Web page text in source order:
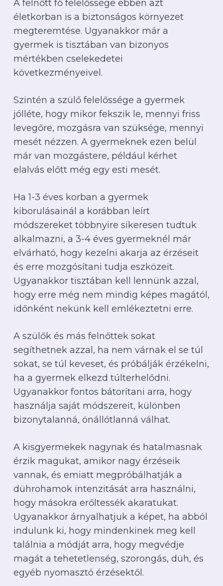
A felnőtt fő felelőssége ebben azt
életkorban is a biztonságos környezet
megteremtése. Ugyanakkor már a
gyermek is tisztában van bizonyos
mértékben cselekedetei
következményeivel.
Szintén a szülő felelőssége a gyermek
jólléte, hogy mikor fekszik le, mennyi friss
levegőre, mozgásra van szüksége, mennyi
mesét nézzen. A gyermeknek ezen belül
már van mozgástere, például kérhet
elalvás előtt még egy esti mesét.
Ha 1-3 éves korban a gyermek
kiborulásainál a korábban leírt
módszereket többnyire sikeresen tudtuk
alkalmazni, a 3-4 éves gyermeknél már
elvárható, hogy kezelni akarja az érzéseit
és erre mozgósítani tudja eszközeit.
Ugyanakkor tisztában kell lennünk azzal,
hogy erre még nem mindig képes magától,
időnként nekünk kell emlékeztetni erre.
A szülők és más felnőttek sokat
segíthetnek azzal, ha nem várnak el se túl
sokat, se túl keveset, és próbálják érzékelni,
ha a gyermek elkezd túlterhelődni.
Ugyanakkor fontos bátorítani arra, hogy
használja saját módszereit, különben
bizonytalanná, önállótlanná válhat.
A kisgyermekek nagynak és hatalmasnak
érzik magukat, amikor nagy érzéseik
vannak, és emiatt megpróbálhatják a
dührohamok intenzitását arra használni,
hogy másokra erőltessék akaratukat.
Ugyanakkor árnyalhatjuk a képet, ha abból
indulunk ki, hogy mindenkinek meg kell
találnia a módját arra, hogy megvédje
magát a tehetetlenség, szorongás, düh, és
egyéb nyomasztó érzésektől.